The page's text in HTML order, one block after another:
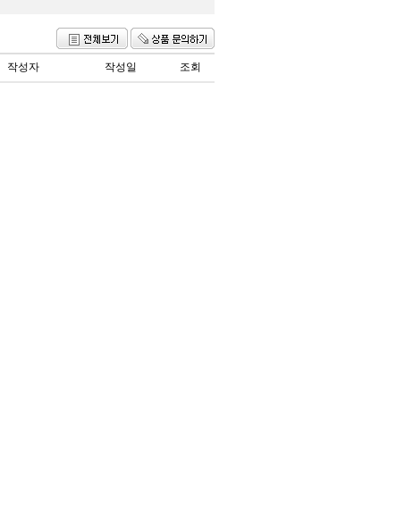
작성자 작성일 조회